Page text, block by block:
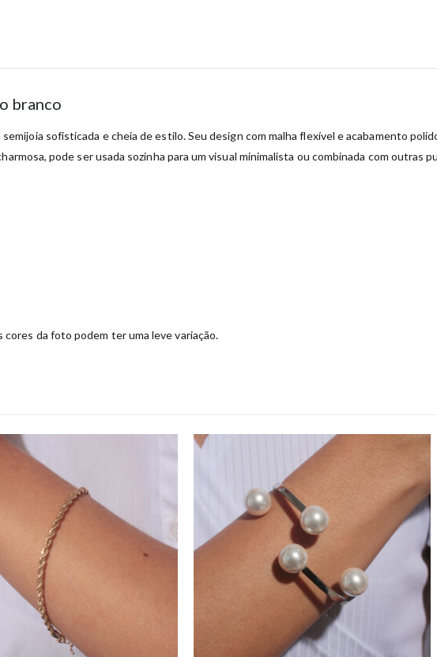
branco
sofisticada e cheia de estilo. Seu design com malha flexível e acabamento
pode ser usada sozinha para um visual minimalista ou combinada com outras
da foto podem ter uma leve variação.